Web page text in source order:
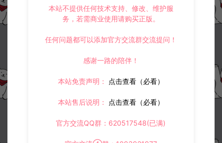
本站不提供任何技术支持、修改、维护服
务，若需商业使用请购买正版。
任何问题都可以添加官方交流群交流提问！
感谢一路的陪伴！
本站免责声明： 点击查看（必看）
本站售后说明： 点击查看（必看）
官方交流QQ群：620517548(已满)